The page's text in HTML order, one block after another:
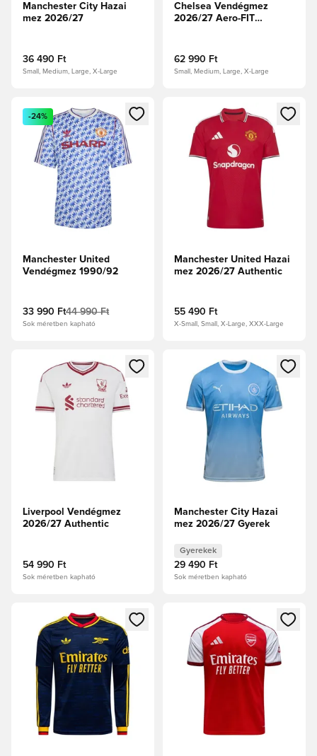
Manchester City Hazai
mez 2026/27
36 490 Ft
Small, Medium, Large, X-Large
Chelsea Vendégmez
2026/27 Aero-FIT
62 990 Ft
Small, Medium, Large, X-Large
Megnyit egy modált a bejelentkezéshez vagy a tagként
-24%
Manchester United
Vendégmez 1990/92
33 990 Ft44 990 Ft
Sok méretben kapható
Megnyit egy modált a
Manchester United Hazai
mez 2026/27 Authentic
55 490 Ft
X-Small, Small, X-Large, XXX-Large
Megnyit egy modált a bejelentkezéshez vagy a tagként
Liverpool Vendégmez
2026/27 Authentic
54 990 Ft
Sok méretben kapható
Megnyit egy modált a
Manchester City Hazai
mez 2026/27 Gyerek
Gyerekek
29 490 Ft
Sok méretben kapható
Megnyit egy modált a bejelentkezéshez vagy a tagként
Megnyit egy modált a